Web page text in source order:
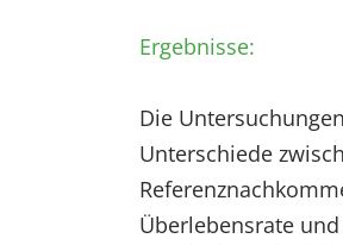
Ergebnisse:
Die
Unterschiede
Überlebensrate